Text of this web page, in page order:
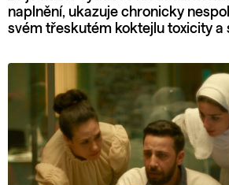
naplnění, ukazuje chronicky
svém třeskutém koktejlu toxicity a